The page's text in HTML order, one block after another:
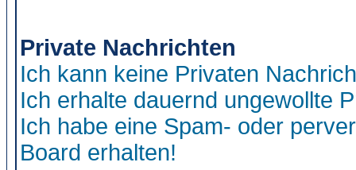
Private Nachrichten
Ich kann keine Privaten
Ich erhalte dauernd ungewollte
Ich habe eine Spam- oder
Board erhalten!